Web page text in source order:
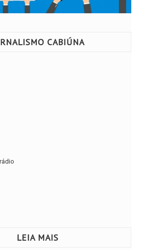
CABIÚNA
LEIA MAIS